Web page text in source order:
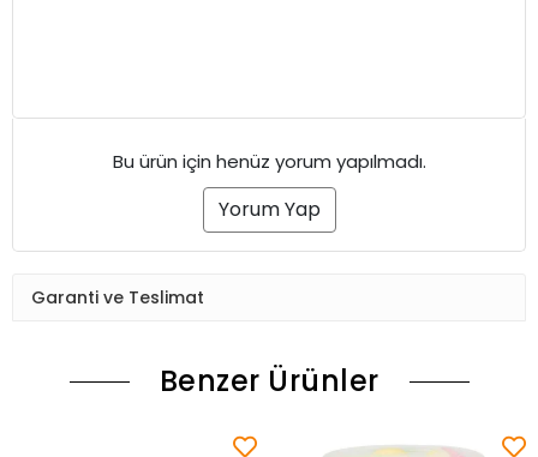
Bu ürün için henüz yorum yapılmadı.
Yorum Yap
Garanti ve Teslimat
Benzer Ürünler